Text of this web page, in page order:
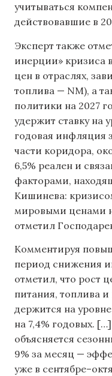
учитываться
действовавшие в
Эксперт также
инерции» кризиса
цен в отраслях,
топлива — NM), а
политики на 2027
удержит ставку на
годовая инфляция
части коридора,
6,5% реален и
факторами,
Кишинева:
мировыми ценами
отметил
Комментируя
период снижения
отметил, что рост
питания, топлива
держится на уровне
на 7,4% годовых.
объясняется
9% за месяц —
уже в